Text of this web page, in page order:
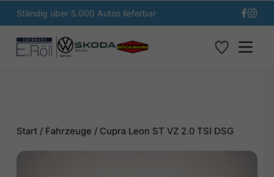
Ständig über 5.000 Autos lieferbar
Start/ Fahrzeuge / Cupra Leon ST VZ 2.0 TSI DSG